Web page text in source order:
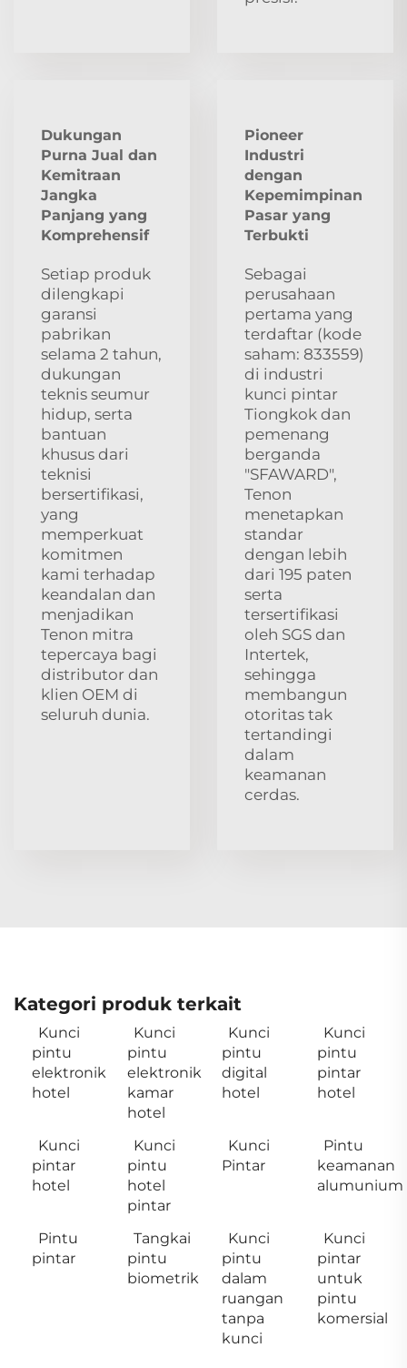
Dukungan
Purna Jual dan
Kemitraan
Jangka
Panjang yang
Komprehensif
Setiap produk
dilengkapi
garansi
pabrikan
selama 2 tahun,
dukungan
teknis seumur
hidup, serta
bantuan
khusus dari
teknisi
bersertifikasi,
yang
memperkuat
komitmen
kami terhadap
keandalan dan
menjadikan
Tenon mitra
tepercaya bagi
distributor dan
klien OEM di
seluruh dunia.
Pioneer
Industri
dengan
Kepemimpinan
Pasar yang
Terbukti
Sebagai
perusahaan
pertama yang
terdaftar (kode
saham: 833559)
di industri
kunci pintar
Tiongkok dan
pemenang
berganda
"SFAWARD",
Tenon
menetapkan
standar
dengan lebih
dari 195 paten
serta
tersertifikasi
oleh SGS dan
Intertek,
sehingga
membangun
otoritas tak
tertandingi
dalam
keamanan
cerdas.
Kategori produk terkait
Kunci
pintu
elektronik
hotel
Kunci
pintu
elektronik
kamar
hotel
Kunci
pintu
digital
hotel
Kunci
pintu
pintar
hotel
Kunci
pintar
hotel
Kunci
pintu
hotel
pintar
Kunci
Pintar
Pintu
keamanan
alumunium
Pintu
pintar
Tangkai
pintu
biometrik
Kunci
pintu
dalam
ruangan
tanpa
kunci
Kunci
pintar
untuk
pintu
komersial